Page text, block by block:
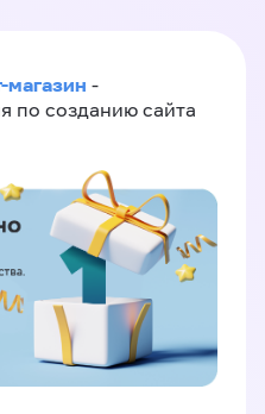
магазин -
по созданию сайта